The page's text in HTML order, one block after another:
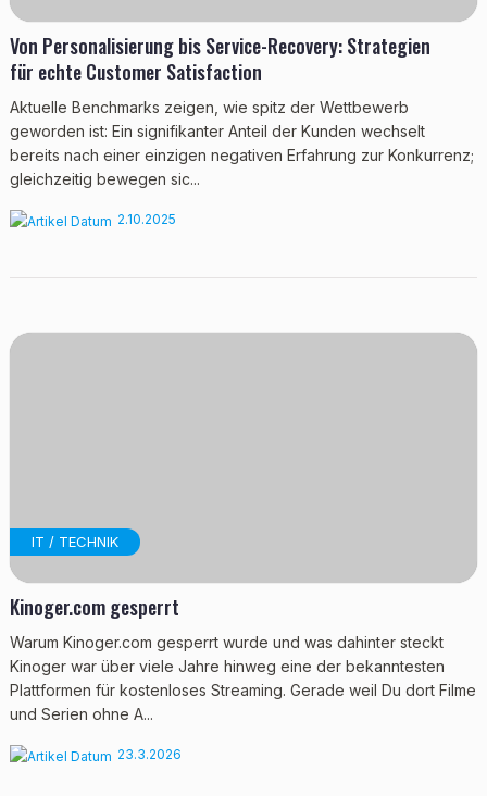
Von Personalisierung bis Service-Recovery: Strategien
für echte Customer Satisfaction
Aktuelle Benchmarks zeigen, wie spitz der Wettbewerb
geworden ist: Ein signifikanter Anteil der Kunden wechselt
bereits nach einer einzigen negativen Erfahrung zur Konkurrenz;
gleichzeitig bewegen sic...
2.10.2025
IT / TECHNIK
Kinoger.com gesperrt
Warum Kinoger.com gesperrt wurde und was dahinter steckt
Kinoger war über viele Jahre hinweg eine der bekanntesten
Plattformen für kostenloses Streaming. Gerade weil Du dort Filme
und Serien ohne A...
23.3.2026